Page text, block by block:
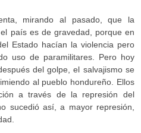
mirando al pasado, que la
país es de gravedad, porque en
Estado hacían la violencia pero
uso de paramilitares. Pero hoy
del golpe, el salvajismo se
al pueblo hondureño. Ellos
a través de la represión del
sucedió así, a mayor represión,